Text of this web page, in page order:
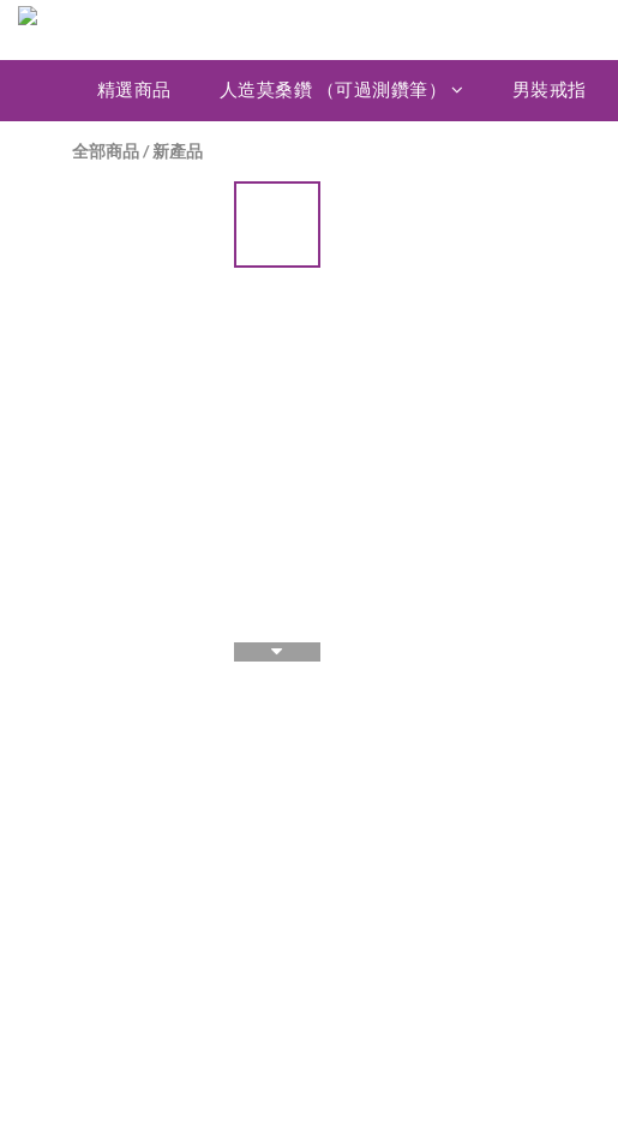
精選商品 人造莫桑鑽 （可過測鑽筆） 男裝戒指
全部商品/新產品